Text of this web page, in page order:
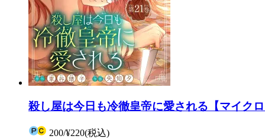
殺し屋は今日も冷徹皇帝に愛される【マイク
200/¥220(税込)